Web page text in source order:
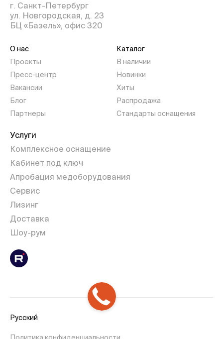
г. Санкт-Петербург
ул. Новгородская, д. 23
БЦ «Базель», офис 320
О нас
Проекты
Пресс-центр
Вакансии
Блог
Партнеры
Каталог
В наличии
Новинки
Хиты
Распродажа
Стандарты оснащения
Услуги
Комплексное оснащение
Кабинет под ключ
Апробация медоборудования
Сервис
Лизинг
Доставка
Шоу-рум
Русский